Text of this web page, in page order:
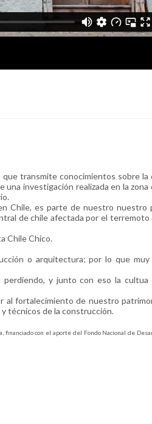
transmite conocimientos sobre
investigación realizada en la zona
Chile, es parte de nuestro nuestro
de chile afectada por el
Chile Chico.
o arquitectura; por lo que muy
y junto con eso la
fortalecimiento de nuestro
técnicos de la construcción.
con el aporte del Fondo Nacional de